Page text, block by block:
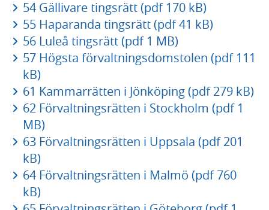
54 Gällivare tingsrätt (pdf 170 kB)
55 Haparanda tingsrätt (pdf 41 kB)
56 Luleå tingsrätt (pdf 1 MB)
57 Högsta förvaltningsdomstolen (pdf 111
kB)
61 Kammarrätten i Jönköping (pdf 279 kB)
62 Förvaltningsrätten i Stockholm (pdf 1
MB)
63 Förvaltningsrätten i Uppsala (pdf 201
kB)
64 Förvaltningsrätten i Malmö (pdf 760
kB)